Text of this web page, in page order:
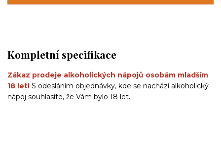
Kompletní specifikace
Zákaz prodeje alkoholických nápojů osobám mladším
18 let! S odesláním objednávky, kde se nachází alkoholický
nápoj souhlasíte, že Vám bylo 18 let.